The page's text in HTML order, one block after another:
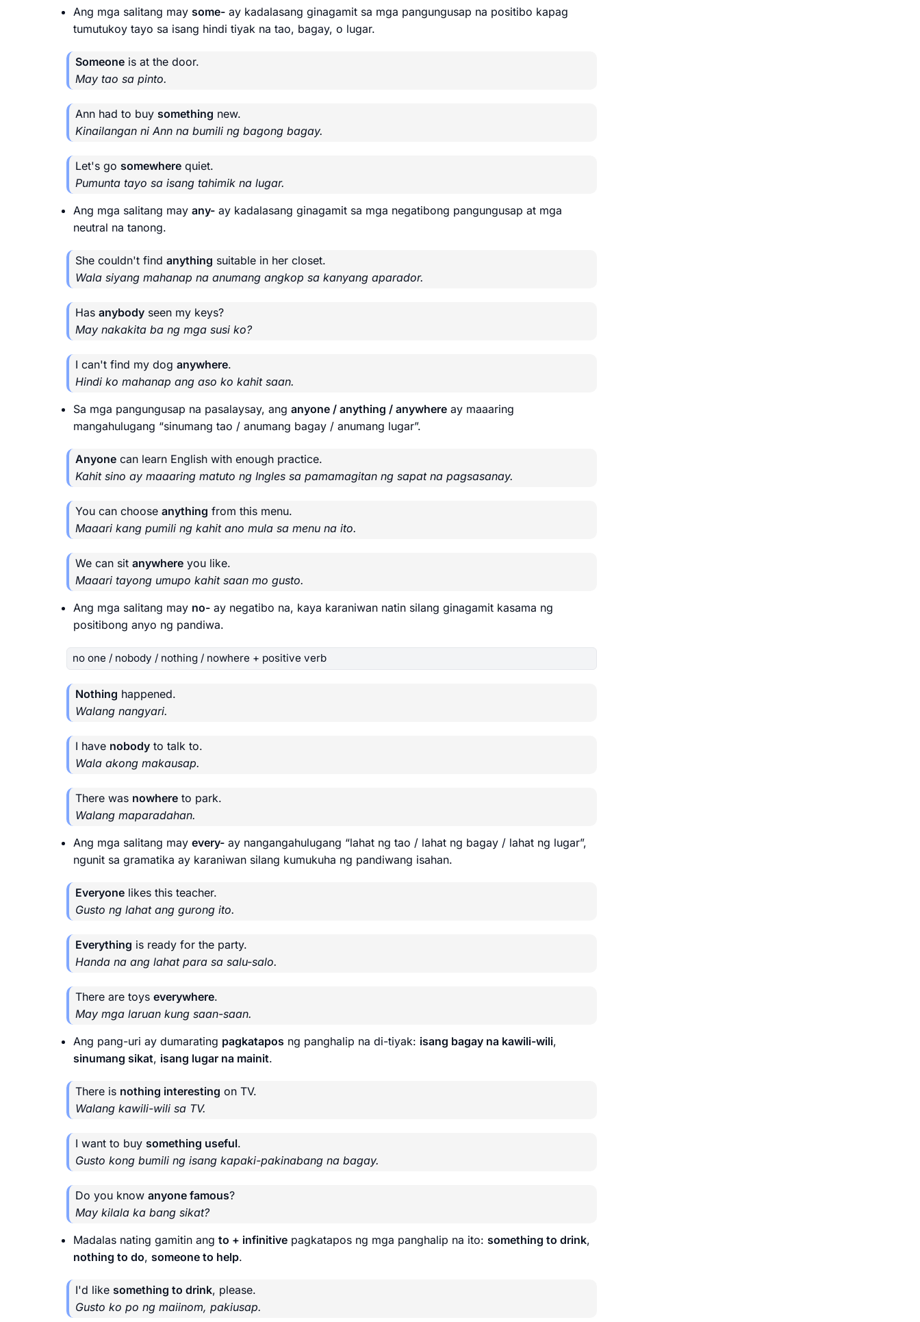
Ang mga salitang may some- ay kadalasang ginagamit sa mga pangungusap na positibo kapag
tumutukoy tayo sa isang hindi tiyak na tao, bagay, o lugar.
Someone is at the door.
May tao sa pinto.
Ann had to buy something new.
Kinailangan ni Ann na bumili ng bagong bagay.
Let's go somewhere quiet.
Pumunta tayo sa isang tahimik na lugar.
Ang mga salitang may any- ay kadalasang ginagamit sa mga negatibong pangungusap at mga
neutral na tanong.
She couldn't find anything suitable in her closet.
Wala siyang mahanap na anumang angkop sa kanyang aparador.
Has anybody seen my keys?
May nakakita ba ng mga susi ko?
I can't find my dog anywhere.
Hindi ko mahanap ang aso ko kahit saan.
Sa mga pangungusap na pasalaysay, ang anyone / anything / anywhere ay maaaring
mangahulugang “sinumang tao / anumang bagay / anumang lugar”.
Anyone can learn English with enough practice.
Kahit sino ay maaaring matuto ng Ingles sa pamamagitan ng sapat na pagsasanay.
You can choose anything from this menu.
Maaari kang pumili ng kahit ano mula sa menu na ito.
We can sit anywhere you like.
Maaari tayong umupo kahit saan mo gusto.
Ang mga salitang may no- ay negatibo na, kaya karaniwan natin silang ginagamit kasama ng
positibong anyo ng pandiwa.
no one / nobody / nothing / nowhere + positive verb
Nothing happened.
Walang nangyari.
I have nobody to talk to.
Wala akong makausap.
There was nowhere to park.
Walang maparadahan.
Ang mga salitang may every- ay nangangahulugang “lahat ng tao / lahat ng bagay / lahat ng lugar”,
ngunit sa gramatika ay karaniwan silang kumukuha ng pandiwang isahan.
Everyone likes this teacher.
Gusto ng lahat ang gurong ito.
Everything is ready for the party.
Handa na ang lahat para sa salu-salo.
There are toys everywhere.
May mga laruan kung saan-saan.
Ang pang-uri ay dumarating pagkatapos ng panghalip na di-tiyak: isang bagay na kawili-wili,
sinumang sikat, isang lugar na mainit.
There is nothing interesting on TV.
Walang kawili-wili sa TV.
I want to buy something useful.
Gusto kong bumili ng isang kapaki-pakinabang na bagay.
Do you know anyone famous?
May kilala ka bang sikat?
Madalas nating gamitin ang to + infinitive pagkatapos ng mga panghalip na ito: something to drink,
nothing to do, someone to help.
I'd like something to drink, please.
Gusto ko po ng maiinom, pakiusap.